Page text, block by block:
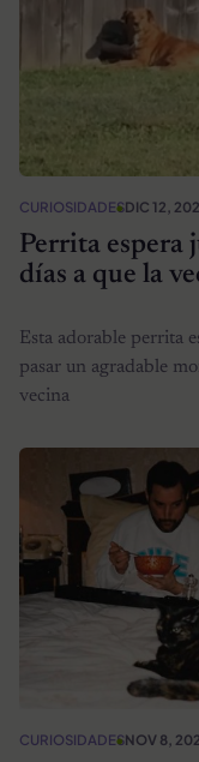
CURIOSIDADESDIC 12,
Perrita espera
días a que la
Esta adorable perrita
pasar un agradable
vecina
CURIOSIDADESNOV 8,